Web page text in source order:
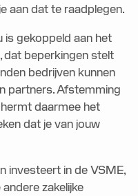
aan dat te raadplegen.
is gekoppeld aan het
dat beperkingen stelt
bedrijven kunnen
partners. Afstemming
daarmee het
dat je van jouw
investeert in de VSME,
zakelijke